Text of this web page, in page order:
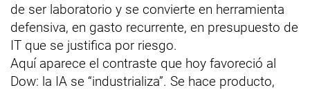
de ser laboratorio y se convierte en herramienta
defensiva, en gasto recurrente, en presupuesto de
IT que se justifica por riesgo.
Aquí aparece el contraste que hoy favoreció al
Dow: la IA se “industrializa”. Se hace producto,